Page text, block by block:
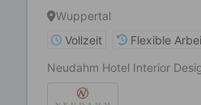
Wuppertal
Vollzeit
Flexible
Neudahm Hotel Interior